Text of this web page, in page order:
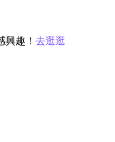
趣！ 去逛逛